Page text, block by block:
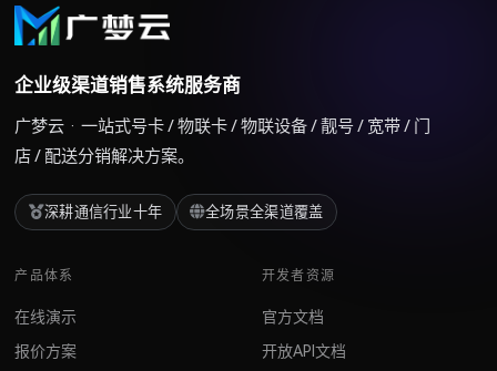
企业级渠道销售系统服务商
广梦云 · 一站式号卡 / 物联卡 / 物联设备 / 靓号 / 宽带 / 门
店 / 配送分销解决方案。
深耕通信行业十年 全场景全渠道覆盖
产品体系
在线演示
报价方案
开发者资源
官方文档
开放API文档